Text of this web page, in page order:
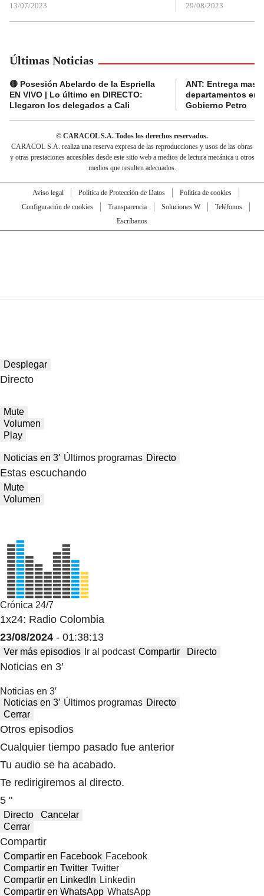
13/07/2023 29/08/2023
Últimas Noticias
🔴 Posesión Abelardo de la Espriella
EN VIVO | Lo último en DIRECTO:
Llegaron los delegados a Cali
ANT: Entrega
departamentos en
Gobierno Petro
© CARACOL S.A. Todos los derechos reservados.
CARACOL S.A. realiza una reserva expresa de las reproducciones y usos de las obras
y otras prestaciones accesibles desde este sitio web a medios de lectura mecánica u otros
medios que resulten adecuados.
Aviso legal Política de Protección de Datos
Política de cookies
Configuración de cookies
Transparencia Soluciones W
Teléfonos
Escríbanos
Desplegar
Directo
Mute
Volumen
Play
Noticias en 3′ Últimos programas Directo
Estas escuchando
Mute
Volumen
Crónica 24/7
1x24: Radio Colombia
23/08/2024 - 01:38:13
Ver más episodios Ir al podcast Compartir Directo
Noticias en 3′
Noticias en 3′
Noticias en 3′ Últimos programas Directo
Cerrar
Otros episodios
Cualquier tiempo pasado fue anterior
Tu audio se ha acabado.
Te redirigiremos al directo.
5 "
Directo
Cancelar
Cerrar
Compartir
Compartir en Facebook Facebook
Compartir en Twitter Twitter
Compartir en LinkedIn Linkedin
Compartir en WhatsApp WhatsApp